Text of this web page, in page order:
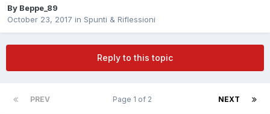
By Beppe_89
October 23, 2017 in Spunti & Riflessioni
Reply to this topic
PREV NEXT
Page 1 of 2